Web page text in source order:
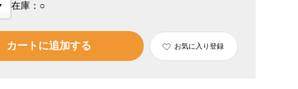
在庫： ○
カートに追加する お気に入り登録